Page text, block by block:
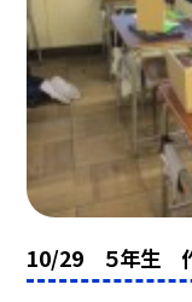
10/29 ５年生